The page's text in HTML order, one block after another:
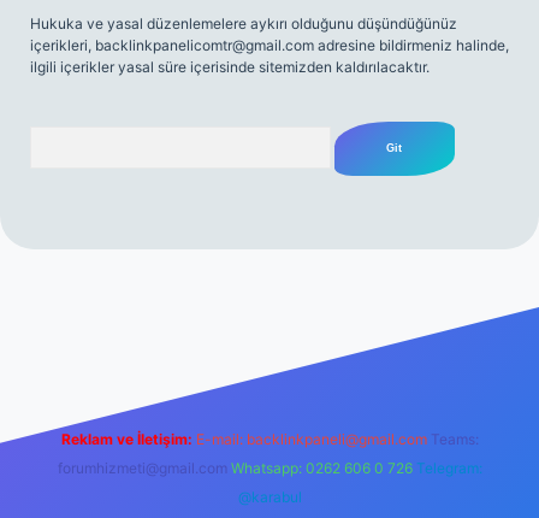
Hukuka ve yasal düzenlemelere aykırı olduğunu düşündüğünüz
içerikleri, backlinkpanelicomtr@gmail.com adresine bildirmeniz halinde,
ilgili içerikler yasal süre içerisinde sitemizden kaldırılacaktır.
Reklam ve İletişim: E-mail: backlinkpaneli@gmail.com Teams:
forumhizmeti@gmail.com Whatsapp: 0262 606 0 726 Telegram:
@karabul